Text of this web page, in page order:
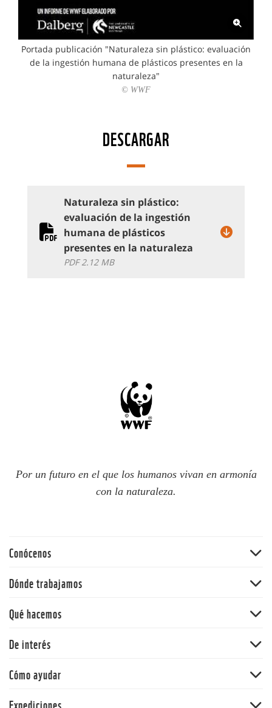
Portada publicación "Naturaleza sin plástico: evaluación
de la ingestión humana de plásticos presentes en la
naturaleza"
© WWF
DESCARGAR
Naturaleza sin plástico:
evaluación de la ingestión
humana de plásticos
presentes en la naturaleza
PDF 2.12 MB
Por un futuro en el que los humanos vivan en armonía
con la naturaleza.
Conócenos
60 aniversario
Nuestras políticas
Dónde trabajamos
Andes
Orinoquia
Qué hacemos
Cambio climático y energía
De interés
Y la Naturaleza qué
Informe Planeta Vivo
Cómo ayudar
Expediciones